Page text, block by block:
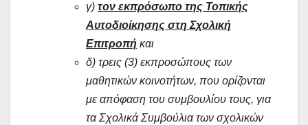
γ) τον εκπρόσωπο της Τοπικής
Αυτοδιοίκησης στη Σχολική
Επιτροπή και
δ) τρεις (3) εκπροσώπους των
μαθητικών κοινοτήτων, που ορίζονται
με απόφαση του συμβουλίου τους, για
τα Σχολικά Συμβούλια των σχολικών